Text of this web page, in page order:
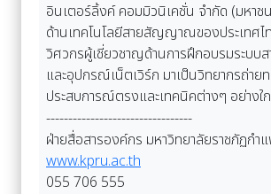
อินเตอร์ลิ้งค์ คอมมิวนิเคชั่น จำกัด (มหาช
ด้านเทคโนโลยีสายสัญญาณของประเทศไ
วิศวกรผู้เชี่ยวชาญด้านการฝึกอบรมระบ
และอุปกรณ์เน็ตเวิร์ก มาเป็นวิทยากรถ่าย
ประสบการณ์ตรงและเทคนิคต่างๆ อย่างใ
---------------------------------
ฝ่ายสื่อสารองค์กร มหาวิทยาลัยราชภัฏกำ
www.kpru.ac.th
055 706 555